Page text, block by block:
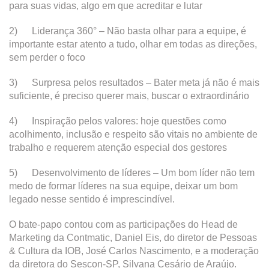
para suas vidas, algo em que acreditar e lutar
2) Liderança 360° – Não basta olhar para a equipe, é
importante estar atento a tudo, olhar em todas as direções,
sem perder o foco
3) Surpresa pelos resultados – Bater meta já não é mais
suficiente, é preciso querer mais, buscar o extraordinário
4) Inspiração pelos valores: hoje questões como
acolhimento, inclusão e respeito são vitais no ambiente de
trabalho e requerem atenção especial dos gestores
5) Desenvolvimento de líderes – Um bom líder não tem
medo de formar líderes na sua equipe, deixar um bom
legado nesse sentido é imprescindível.
O bate-papo contou com as participações do Head de
Marketing da Contmatic, Daniel Eis, do diretor de Pessoas
& Cultura da IOB, José Carlos Nascimento, e a moderação
da diretora do Sescon-SP, Silvana Cesário de Araújo.